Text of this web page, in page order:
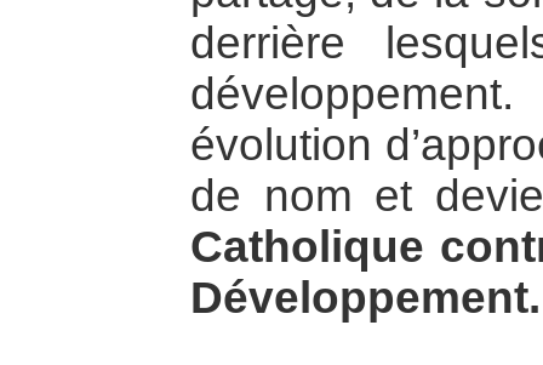
derrière
évolution
de nom et
Catholique
Développement.